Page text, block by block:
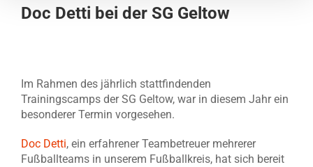
Doc Detti bei der SG Geltow
Bild
Im Rahmen des jährlich stattfindenden
Trainingscamps der SG Geltow, war in diesem Jahr ein
besonderer Termin vorgesehen.
Doc Detti, ein erfahrener Teambetreuer mehrerer
Fußballteams in unserem Fußballkreis, hat sich bereit